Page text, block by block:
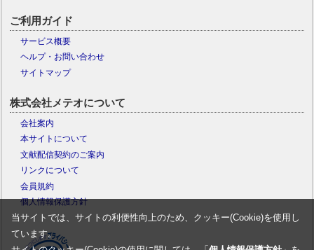
ご利用ガイド
サービス概要
ヘルプ・お問い合わせ
サイトマップ
株式会社メテオについて
会社案内
本サイトについて
文献配信契約のご案内
リンクについて
会員規約
個人情報保護方針
当サイトでは、サイトの利便性向上のため、クッキー(Cookie)を使用し
ています。